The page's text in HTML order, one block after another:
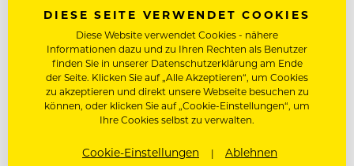
DIESE SEITE VERWENDET COOKIES
Diese Website verwendet Cookies - nähere
Informationen dazu und zu Ihren Rechten als Benutzer
finden Sie in unserer Datenschutzerklärung am Ende
der Seite. Klicken Sie auf „Alle Akzeptieren“, um Cookies
zu akzeptieren und direkt unsere Webseite besuchen zu
können, oder klicken Sie auf „Cookie-Einstellungen“, um
Ihre Cookies selbst zu verwalten.
Cookie-Einstellungen Ablehnen